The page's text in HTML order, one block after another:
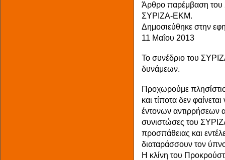
Άρθρο παρέμβαση του
ΣΥΡΙΖΑ-ΕΚΜ.
Δημοσιεύθηκε στην
11 Μαΐου 2013
Το συνέδριο του
δυνάμεων.
Προχωρούμε
και τίποτα δεν
έντονων αντιρρήσεων
συνιστώσες του
προσπάθειας και
διαταράσσουν τον
Η κλίνη του